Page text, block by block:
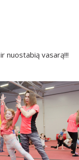
nuostabią vasarą!!!